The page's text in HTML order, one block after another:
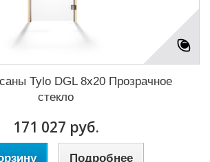
Tylo DGL 8x20 Прозрачное
стекло
171 027 руб.
Подробнее